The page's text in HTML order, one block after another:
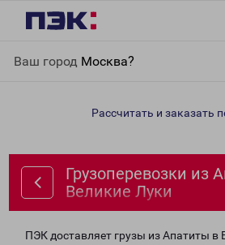
Ваш город Москва?
Луки
Рассчитать и заказать
Грузоперевозки из
Великие Луки
ПЭК доставляет грузы из Апатиты в